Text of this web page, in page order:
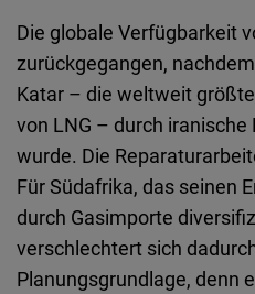
Die globale Verfügbarkeit
zurückgegangen,
Katar – die weltweit
von LNG – durch
wurde. Die
Für Südafrika, das seinen
durch Gasimporte
verschlechtert sich
Planungsgrundlage, denn